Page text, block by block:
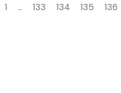
1 … 133 134 135 136